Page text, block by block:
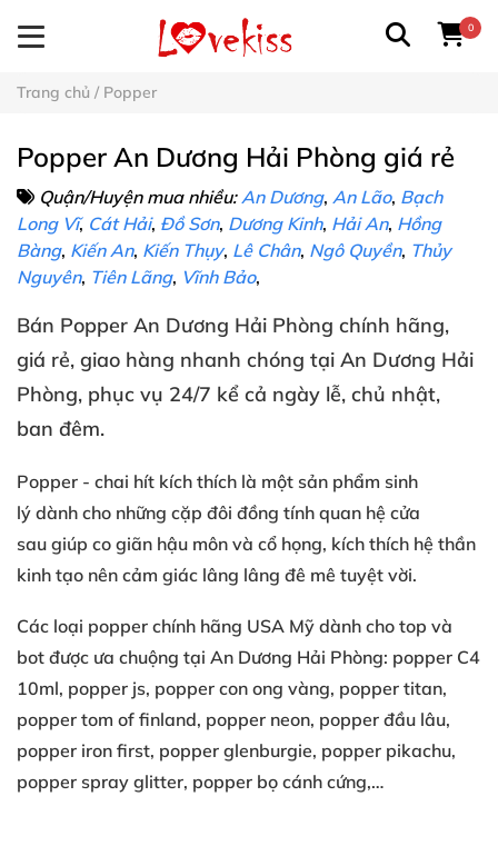
0
Trang chủ / Popper
Popper An Dương Hải Phòng giá rẻ
Quận/Huyện mua nhiều: An Dương, An Lão, Bạch
Long Vĩ, Cát Hải, Đồ Sơn, Dương Kinh, Hải An, Hồng
Bàng, Kiến An, Kiến Thụy, Lê Chân, Ngô Quyền, Thủy
Nguyên, Tiên Lãng, Vĩnh Bảo,
Bán Popper An Dương Hải Phòng chính hãng,
giá rẻ, giao hàng nhanh chóng tại An Dương Hải
Phòng, phục vụ 24/7 kể cả ngày lễ, chủ nhật,
ban đêm.
Popper - chai hít kích thích là một sản phẩm sinh
lý dành cho những cặp đôi đồng tính quan hệ cửa
sau giúp co giãn hậu môn và cổ họng, kích thích hệ thần
kinh tạo nên cảm giác lâng lâng đê mê tuyệt vời.
Các loại popper chính hãng USA Mỹ dành cho top và
bot được ưa chuộng tại An Dương Hải Phòng: popper C4
10ml, popper js, popper con ong vàng, popper titan,
popper tom of finland, popper neon, popper đầu lâu,
popper iron first, popper glenburgie, popper pikachu,
popper spray glitter, popper bọ cánh cứng,…